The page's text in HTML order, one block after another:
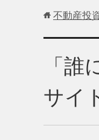
不動産投
「
サイ